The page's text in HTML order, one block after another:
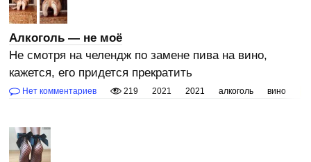
Алкоголь — не моё
Не смотря на челендж по замене пива на вино,
кажется, его придется прекратить
Нет комментариев 219 2021 2021 алкоголь вино